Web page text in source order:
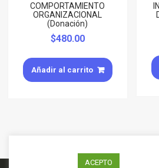
COMPORTAMIENTO
ORGANIZACIONAL
(Donación)
$480.00
Añadir al carrito
ACEPTO